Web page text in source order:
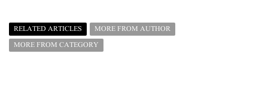
RELATED ARTICLES
MORE FROM AUTHOR
MORE FROM CATEGORY